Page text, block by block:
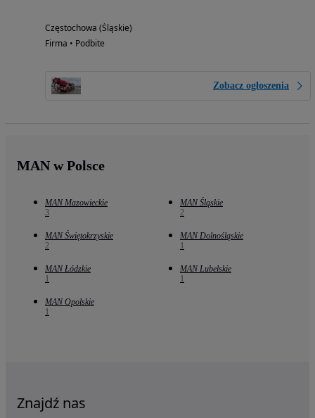
Częstochowa (Śląskie)
Firma • Podbite
Zobacz ogłoszenia
MAN w Polsce
MAN Mazowieckie
3
MAN Śląskie
2
MAN Świętokrzyskie
2
MAN Dolnośląskie
1
MAN Łódzkie
1
MAN Lubelskie
1
MAN Opolskie
1
Znajdź nas